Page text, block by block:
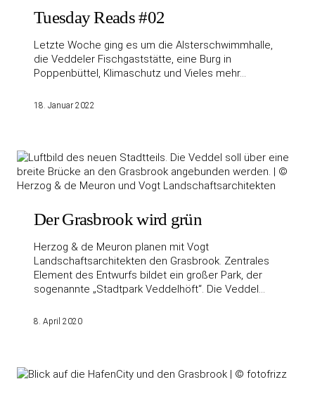
Tuesday Reads #02
Letzte Woche ging es um die Alsterschwimmhalle,
die Veddeler Fischgaststätte, eine Burg in
Poppenbüttel, Klimaschutz und Vieles mehr…
18. Januar 2022
Der Grasbrook wird grün
Herzog & de Meuron planen mit Vogt
Landschaftsarchitekten den Grasbrook. Zentrales
Element des Entwurfs bildet ein großer Park, der
sogenannte „Stadtpark Veddelhöft“. Die Veddel…
8. April 2020